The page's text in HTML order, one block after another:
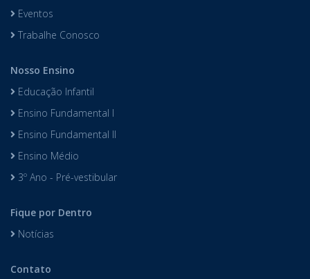
Eventos
Trabalhe Conosco
Nosso Ensino
Educação Infantil
Ensino Fundamental I
Ensino Fundamental II
Ensino Médio
3º Ano - Pré-vestibular
Fique por Dentro
Notícias
Contato